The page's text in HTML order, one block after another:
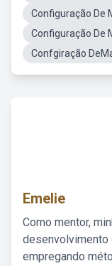
Configuração De
Configuração De
Confgiração
Emelie
Como mentor,
desenvolvimento
empregando